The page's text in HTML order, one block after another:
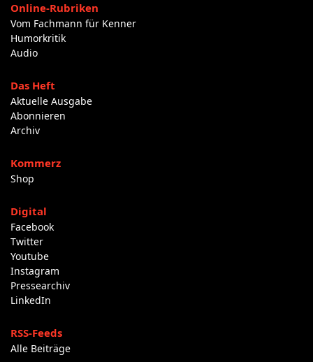
Online-Rubriken
Vom Fachmann für Kenner
Humorkritik
Audio
Das Heft
Aktuelle Ausgabe
Abonnieren
Archiv
Kommerz
Shop
Digital
Facebook
Twitter
Youtube
Instagram
Pressearchiv
LinkedIn
RSS-Feeds
Alle Beiträge